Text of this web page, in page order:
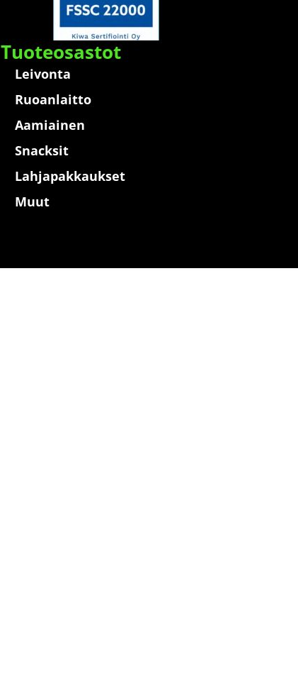
Tuoteosastot
Leivonta
Ruoanlaitto
Aamiainen
Snacksit
Lahjapakkaukset
Muut